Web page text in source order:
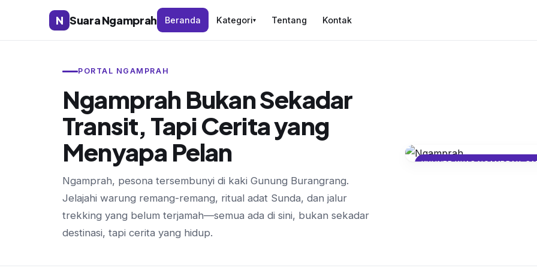
N Suara Ngamprah Beranda Kategori▾ Tentang Kontak
PORTAL NGAMPRAH
Ngamprah Bukan Sekadar
Transit, Tapi Cerita yang
Menyapa Pelan
Ngamprah, pesona tersembunyi di kaki Gunung Burangrang.
Jelajahi warung remang-remang, ritual adat Sunda, dan jalur
trekking yang belum terjamah—semua ada di sini, bukan sekadar
destinasi, tapi cerita yang hidup.
KULINER KHAS NGAMPRAH: